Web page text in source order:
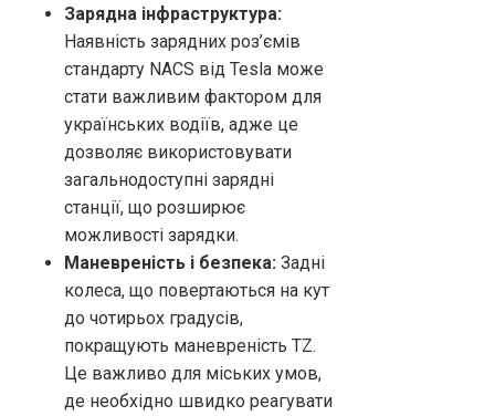
Зарядна інфраструктура:
Наявність зарядних роз’ємів
стандарту NACS від Tesla може
стати важливим фактором для
українських водіїв, адже це
дозволяє використовувати
загальнодоступні зарядні
станції, що розширює
можливості зарядки.
Маневреність і безпека: Задні
колеса, що повертаються на кут
до чотирьох градусів,
покращують маневреність TZ.
Це важливо для міських умов,
де необхідно швидко реагувати